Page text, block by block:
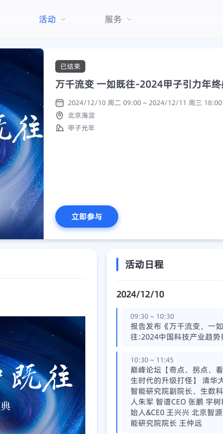
活动 服务
已结束
万千流变 一如既往-2024甲子引力年
2024/12/10 周二 09:00 ~ 2024/12/11 周三 18:00
北京海淀
甲子光年
立即参与
活动日程
2024/12/10
09:30 ~ 10:30
报告发布《万千流变，一
往:2024中国科技产业趋势
10:30 ~ 11:45
巅峰论坛【奇点、拐点、
生时代的升级打怪】 清华
智能研究院副院长、生数
人朱军 智谱CEO 张鹏 宇
始人&CE0 王兴兴 北京智
能研究院院长 王仲远